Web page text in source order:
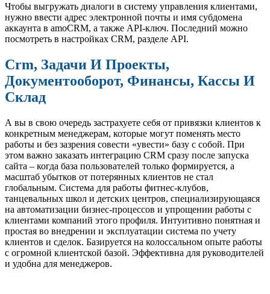
Чтобы выгружать диалоги в систему управления клиентами,
нужно ввести адрес электронной почты и имя субдомена
аккаунта в amoCRM, а также API-ключ. Последний можно
посмотреть в настройках CRM, разделе API.
Crm, Задачи И Проекты,
Документооборот, Финансы, Кассы И
Склад
А вы в свою очередь застрахуете себя от привязки клиентов к
конкретным менеджерам, которые могут поменять место
работы и без зазрения совести «увести» базу с собой. При
этом важно заказать интеграцию CRM сразу после запуска
сайта – когда база пользователей только формируется, а
масштаб убытков от потерянных клиентов не стал
глобальным. Система для работы фитнес-клубов,
танцевальных школ и детских центров, специализирующаяся
на автоматизации бизнес-процессов и упрощении работы с
клиентами компаний этого профиля. Интуитивно понятная и
простая во внедрении и эксплуатации система по учету
клиентов и сделок. Базируется на колоссальном опыте работы
с огромной клиентской базой. Эффективна для руководителей
и удобна для менеджеров.